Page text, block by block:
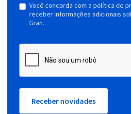
Você concorda com a política de
receber informações adicionais
Gran.
Receber novidades